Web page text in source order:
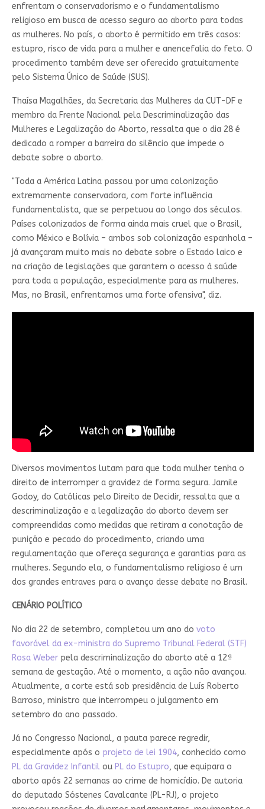
enfrentam o conservadorismo e o fundamentalismo
religioso em busca de acesso seguro ao aborto para todas
as mulheres. No país, o aborto é permitido em três casos:
estupro, risco de vida para a mulher e anencefalia do feto. O
procedimento também deve ser oferecido gratuitamente
pelo Sistema Único de Saúde (SUS).
Thaísa Magalhães, da Secretaria das Mulheres da CUT-DF e
membro da Frente Nacional pela Descriminalização das
Mulheres e Legalização do Aborto, ressalta que o dia 28 é
dedicado a romper a barreira do silêncio que impede o
debate sobre o aborto.
"Toda a América Latina passou por uma colonização
extremamente conservadora, com forte influência
fundamentalista, que se perpetuou ao longo dos séculos.
Países colonizados de forma ainda mais cruel que o Brasil,
como México e Bolívia – ambos sob colonização espanhola –
já avançaram muito mais no debate sobre o Estado laico e
na criação de legislações que garantem o acesso à saúde
para toda a população, especialmente para as mulheres.
Mas, no Brasil, enfrentamos uma forte ofensiva", diz.
Diversos movimentos lutam para que toda mulher tenha o
direito de interromper a gravidez de forma segura. Jamile
Godoy, do Católicas pelo Direito de Decidir, ressalta que a
descriminalização e a legalização do aborto devem ser
compreendidas como medidas que retiram a conotação de
punição e pecado do procedimento, criando uma
regulamentação que ofereça segurança e garantias para as
mulheres. Segundo ela, o fundamentalismo religioso é um
dos grandes entraves para o avanço desse debate no Brasil.
CENÁRIO POLÍTICO
No dia 22 de setembro, completou um ano do voto
favorável da ex-ministra do Supremo Tribunal Federal (STF)
Rosa Weberpela descriminalização do aborto até a 12ª
semana de gestação. Até o momento, a ação não avançou.
Atualmente, a corte está sob presidência de Luís Roberto
Barroso, ministro que interrompeu o julgamento em
setembro do ano passado.
Já no Congresso Nacional, a pauta parece regredir,
especialmente após o projeto de lei 1904, conhecido como
PL da Gravidez Infantilou PL do Estupro, que equipara o
aborto após 22 semanas ao crime de homicídio. De autoria
do deputado Sóstenes Cavalcante (PL-RJ), o projeto